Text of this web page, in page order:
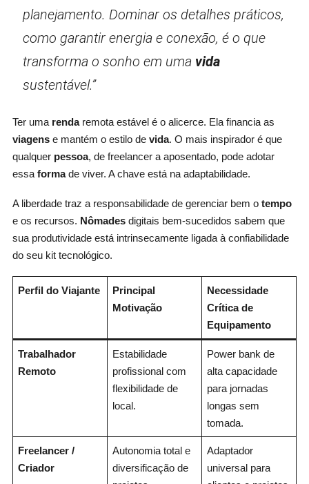
planejamento. Dominar os detalhes práticos,
como garantir energia e conexão, é o que
transforma o sonho em uma vida
sustentável.”
Ter uma rendaremota estável é o alicerce. Ela financia as
viagense mantém o estilo de vida. O mais inspirador é que
qualquer pessoa, de freelancer a aposentado, pode adotar
essa formade viver. A chave está na adaptabilidade.
A liberdade traz a responsabilidade de gerenciar bem o tempo
e os recursos. Nômadesdigitais bem-sucedidos sabem que
sua produtividade está intrinsecamente ligada à confiabilidade
do seu kit tecnológico.
Perfil do Viajante
Principal
Motivação
Necessidade
Crítica de
Equipamento
Trabalhador
Remoto
Estabilidade
profissional com
flexibilidade de
local.
Power bank de
alta capacidade
para jornadas
longas sem
tomada.
Freelancer /
Criador
Autonomia total e
diversificação de
Adaptador
universal para